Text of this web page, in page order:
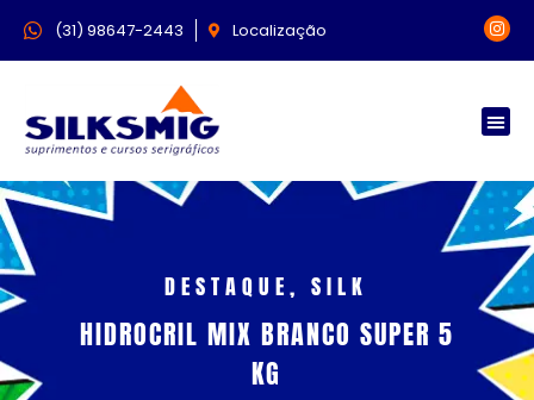
(31) 98647-2443 Localização
DESTAQUE,SILK
HIDROCRIL MIX BRANCO SUPER 5
KG